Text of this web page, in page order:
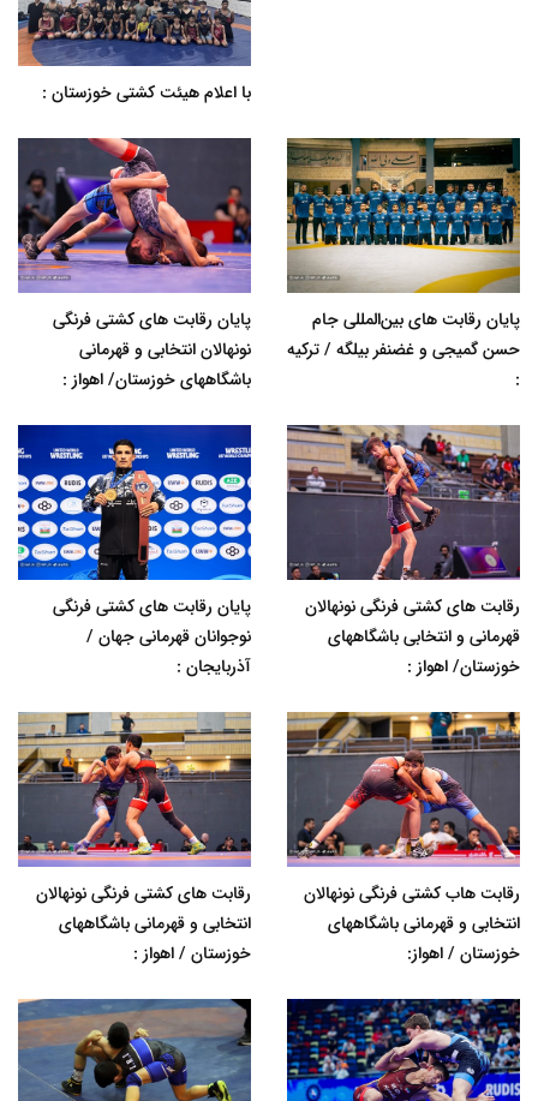
با اعلام هیئت کشتی خوزستان :
پایان رقابت های بین‌المللی جام
حسن گمیجی و غضنفر بیلگه / ترکیه
:
پایان رقابت های کشتی فرنگی
نونهالان انتخابی و قهرمانی
باشگاههای خوزستان/ اهواز :
رقابت های کشتی فرنگی نونهالان
قهرمانی و انتخابی باشگاههای
خوزستان/ اهواز :
پایان رقابت های کشتی فرنگی
نوجوانان قهرمانی جهان /
آذربایجان :
رقابت هاب کشتی فرنگی نونهالان
انتخابی و قهرمانی باشگاههای
خوزستان / اهواز:
رقابت های کشتی فرنگی نونهالان
انتخابی و قهرمانی باشگاههای
خوزستان / اهواز :